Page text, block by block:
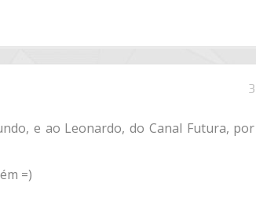
3
e ao Leonardo, do Canal Futura, por
=)